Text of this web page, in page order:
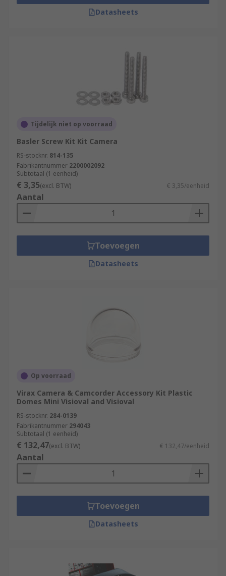
Datasheets
Tijdelijk niet op voorraad
Basler Screw Kit Kit Camera
RS-stocknr. 814-135
Fabrikantnummer 2200002092
Subtotaal (1 eenheid)
€ 3,35(excl. BTW) € 3,35/eenheid
Aantal
Toevoegen
Datasheets
Op voorraad
Virax Camera & Camcorder Accessory Kit Plastic
Domes Mini Visioval and Visioval
RS-stocknr. 284-0139
Fabrikantnummer 294043
Subtotaal (1 eenheid)
€ 132,47(excl. BTW) € 132,47/eenheid
Aantal
Toevoegen
Datasheets